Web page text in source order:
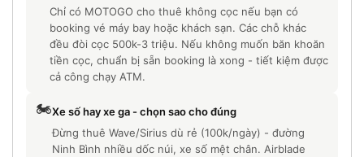
Chỉ có MOTOGO cho thuê không cọc nếu bạn có
booking vé máy bay hoặc khách sạn. Các chỗ khác
đều đòi cọc 500k-3 triệu. Nếu không muốn băn khoăn
tiền cọc, chuẩn bị sẵn booking là xong - tiết kiệm được
cả công chạy ATM.
🏍️Xe số hay xe ga - chọn sao cho đúng
Đừng thuê Wave/Sirius dù rẻ (100k/ngày) - đường
Ninh Bình nhiều dốc núi, xe số mệt chân. Airblade